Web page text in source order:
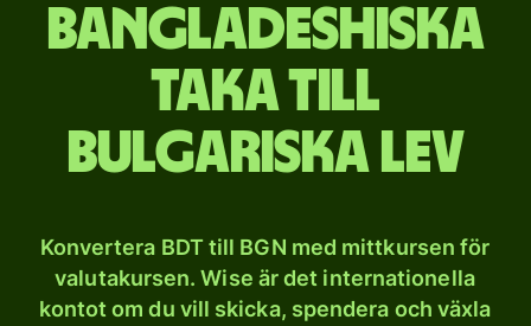
bangladeshiska
taka till
bulgariska lev
Konvertera BDT till BGN med mittkursen för
valutakursen. Wise är det internationella
kontot om du vill skicka, spendera och växla